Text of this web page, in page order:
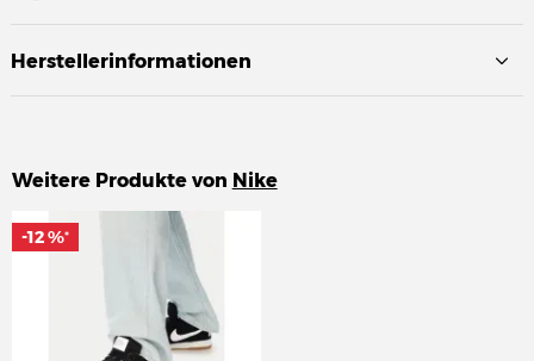
Herstellerinformationen
Weitere Produkte von Nike
-12 %*
-12 %*